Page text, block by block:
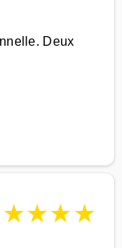
Deux
★★★★